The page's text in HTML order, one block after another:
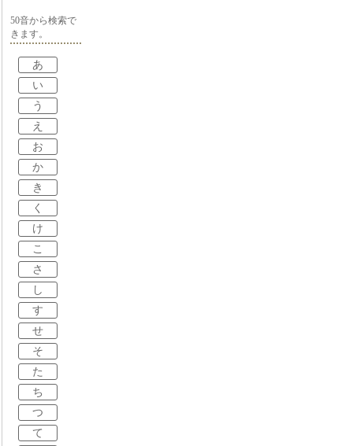
50音から検索で
きます。
あ
い
う
え
お
か
き
く
け
こ
さ
し
す
せ
そ
た
ち
つ
て